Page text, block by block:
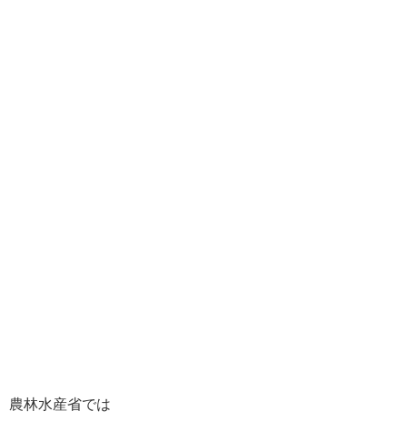
農林水産省では